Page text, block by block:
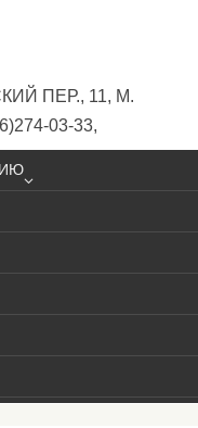
ПЕР., 11, М.
03-33,